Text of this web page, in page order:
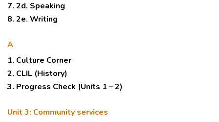
7. 2d. Speaking
8. 2e. Writing
A
1. Culture Corner
2. CLIL (History)
3. Progress Check (Units 1 – 2)
Unit 3: Community services